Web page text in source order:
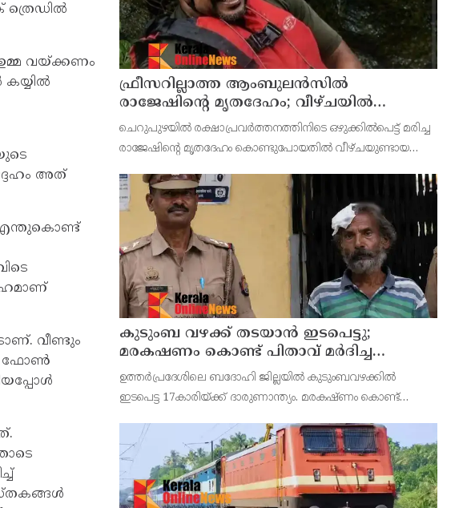
വയ്ക്കണം
അത്
എന്തുകൊണ്ട്
വീണ്ടും
ഫോണ്‍
ഫ്രീസറില്ലാത്ത ആംബുലൻസിൽ
രാജേഷിൻ്റെ മൃതദേഹം; വീഴ്ചയിൽ
വിശദീകരണം തേടി കണ്ണൂർ എഡിഎം
ചെറുപുഴയിൽ രക്ഷാപ്രവർത്തനത്തിനിടെ ഒഴുക്കിൽപെട്ട് മരിച്ച
രാജേഷിന്‍റെ മൃതദേഹം കൊണ്ടുപോയതിൽ വീഴ്ചയുണ്ടായ
മെഡിക്കൽ കോളേജ് സൂപ്രണ്ടിനോടും വിശദീകരണം തേടി
കുടുംബ വഴക്ക് തടയാന്‍ ഇടപെട്ടു;
മരകഷണം കൊണ്ട് പിതാവ് മർദിച്ച
17കാരിക്ക് ദാരുണാന്ത്യം
ഉത്തര്‍പ്രദേശിലെ ബദോഹി ജില്ലയില്‍ കുടുംബവഴക്കില്‍
ഇടപെട്ട 17കാരിയ്ക്ക് ദാരുണാന്ത്യം. മരകഷ്ണം കൊണ്ട്
പെൺകുട്ടിയുടെ പിതാവ് രാജേഷ് യാദവിനെ പൊലീസ് അറസ്റ്റ്
ചെയ്തു.